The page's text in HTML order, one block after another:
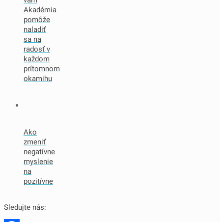
Akadémia
pomôže
naladiť
sa na
radosť v
každom
prítomnom
okamihu
Ako
zmeniť
negatívne
myslenie
na
pozitívne
Sledujte nás: